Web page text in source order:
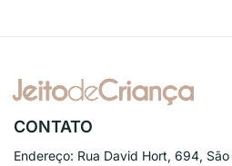
CONTATO
Endereço: Rua David Hort, 694,